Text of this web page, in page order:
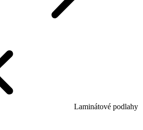
Laminátové podlahy